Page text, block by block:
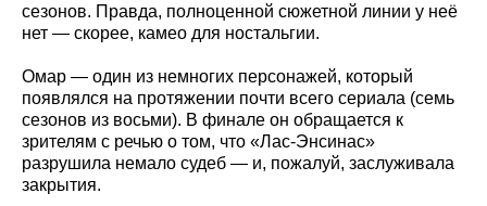
сезонов. Правда, полноценной сюжетной линии у неё
нет — скорее, камео для ностальгии.
Омар — один из немногих персонажей, который
появлялся на протяжении почти всего сериала (семь
сезонов из восьми). В финале он обращается к
зрителям с речью о том, что «Лас-Энсинас»
разрушила немало судеб — и, пожалуй, заслуживала
закрытия.